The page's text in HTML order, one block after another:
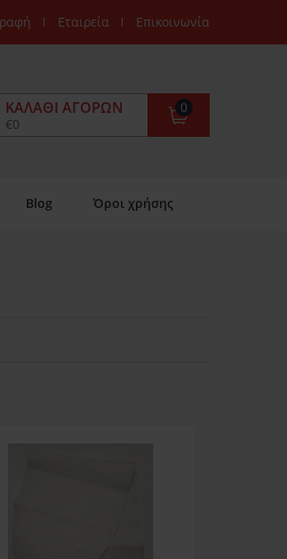
Εταιρεία Επικοινωνία
ΚΑΛΆΘΙ ΑΓΟΡΏΝ
0
€0
Blog Όροι χρήσης